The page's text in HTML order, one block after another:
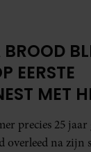
EERSTE
MET
IS
precies 25 jaar
overleed na zijn